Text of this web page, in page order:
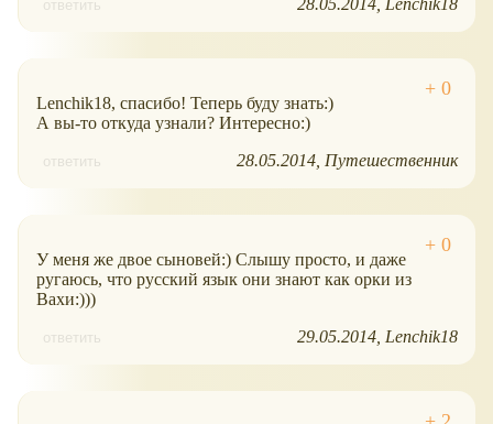
ответить
Lenchik18, спасибо! Теперь буду знать:)
А вы-то откуда узнали? Интересно:)
ответить 28.05.2014 Путешественник
У меня же двое сыновей:) Слышу просто, и даже
ругаюсь, что русский язык они знают как орки из
Вахи:)))
ответить 29.05.2014 Lenchik18